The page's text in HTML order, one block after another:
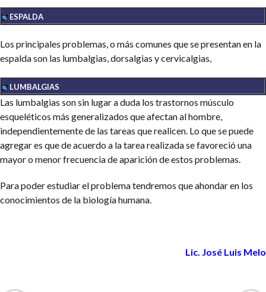
ESPALDA
Los principales problemas, o más comunes que se presentan en la
espalda son las lumbalgias, dorsalgias y cervicalgias,
LUMBALGIAS
Las lumbalgias son sin lugar a duda los trastornos músculo
esqueléticos más generalizados que afectan al hombre,
independientemente de las tareas que realicen. Lo que se puede
agregar es que de acuerdo a la tarea realizada se favoreció una
mayor o menor frecuencia de aparición de estos problemas.
Para poder estudiar el problema tendremos que ahondar en los
conocimientos de la biología humana.
Lic. José Luis Melo